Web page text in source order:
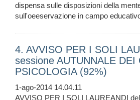
dispensa sulle disposizioni della
sull'oeeservazione in campo
4. AVVISO PER I SOLI
sessione AUTUNNALE DEI
PSICOLOGIA (92%)
1-ago-2014 14.04.11
AVVISO PER I SOLI LAUREANDI